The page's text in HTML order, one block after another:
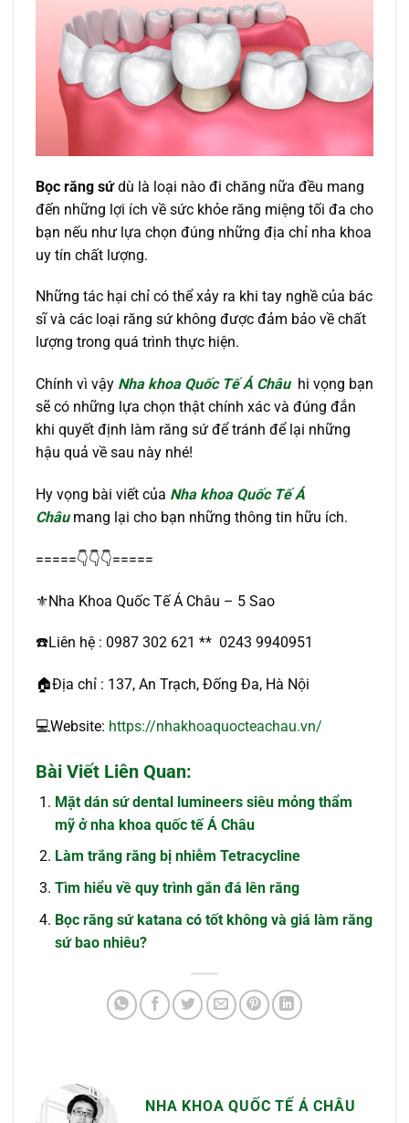
Bọc răng sứdù là loại nào đi chăng nữa đều mang
đến những lợi ích về sức khỏe răng miệng tối đa cho
bạn nếu như lựa chọn đúng những địa chỉ nha khoa
uy tín chất lượng.
Những tác hại chỉ có thể xảy ra khi tay nghề của bác
sĩ và các loại răng sứ không được đảm bảo về chất
lượng trong quá trình thực hiện.
Chính vì vậy Nha khoa Quốc Tế Á Châu hi vọng bạn
sẽ có những lựa chọn thật chính xác và đúng đắn
khi quyết định làm răng sứ để tránh để lại những
hậu quả về sau này nhé!
Hy vọng bài viết của Nha khoa Quốc Tế Á
Châumang lại cho bạn những thông tin hữu ích.
=====👇👇👇=====
⚜️Nha Khoa Quốc Tế Á Châu – 5 Sao
☎️Liên hệ : 0987 302 621 ** 0243 9940951
🏠Địa chỉ : 137, An Trạch, Đống Đa, Hà Nội
💻Website: https://nhakhoaquocteachau.vn/
Bài Viết Liên Quan:
Mặt dán sứ dental lumineers siêu mỏng thẩm
mỹ ở nha khoa quốc tế Á Châu
Làm trắng răng bị nhiễm Tetracycline
Tìm hiểu về quy trình gắn đá lên răng
Bọc răng sứ katana có tốt không và giá làm răng
sứ bao nhiêu?
NHA KHOA QUỐC TẾ Á CHÂU